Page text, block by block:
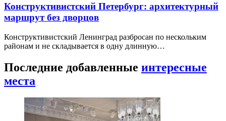
Конструктивистский Петербург: архитектурный
маршрут без дворцов
Конструктивистский Ленинград разбросан по нескольким
районам и не складывается в одну длинную…
Последние добавленные интересные
места